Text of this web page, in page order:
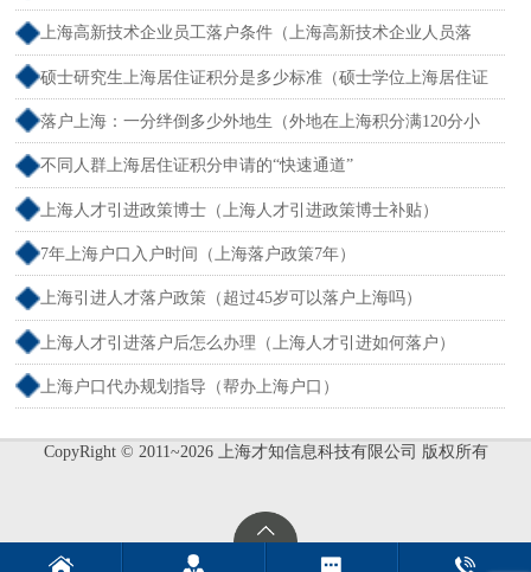
上海高新技术企业员工落户条件（上海高新技术企业人员落
户）
硕士研究生上海居住证积分是多少标准（硕士学位上海居住证
积分）
落户上海：一分绊倒多少外地生（外地在上海积分满120分小
孩可以考上海大学吗）
不同人群上海居住证积分申请的“快速通道”
上海人才引进政策博士（上海人才引进政策博士补贴）
7年上海户口入户时间（上海落户政策7年）
上海引进人才落户政策（超过45岁可以落户上海吗）
上海人才引进落户后怎么办理（上海人才引进如何落户）
上海户口代办规划指导（帮办上海户口）
CopyRight © 2011~2026 上海才知信息科技有限公司 版权所有